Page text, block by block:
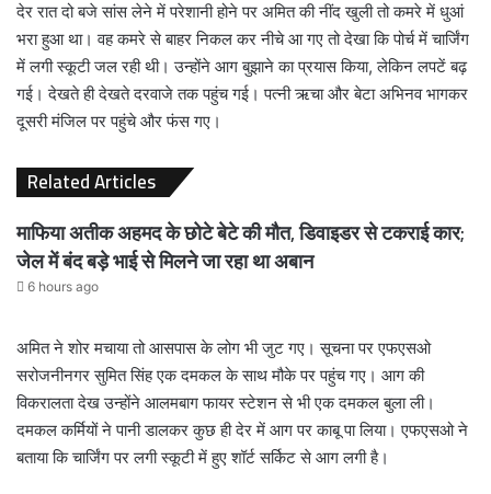
देर रात दो बजे सांस लेने में परेशानी होने पर अमित की नींद खुली तो कमरे में धुआं
भरा हुआ था। वह कमरे से बाहर निकल कर नीचे आ गए तो देखा कि पोर्च में चार्जिंग
में लगी स्कूटी जल रही थी। उन्होंने आग बुझाने का प्रयास किया, लेकिन लपटें बढ़
गई। देखते ही देखते दरवाजे तक पहुंच गई। पत्नी ऋचा और बेटा अभिनव भागकर
दूसरी मंजिल पर पहुंचे और फंस गए।
Related Articles
माफिया अतीक अहमद के छोटे बेटे की मौत, डिवाइडर से टकराई कार;
जेल में बंद बड़े भाई से मिलने जा रहा था अबान
6 hours ago
अमित ने शोर मचाया तो आसपास के लोग भी जुट गए। सूचना पर एफएसओ
सरोजनीनगर सुमित सिंह एक दमकल के साथ मौके पर पहुंच गए। आग की
विकरालता देख उन्होंने आलमबाग फायर स्टेशन से भी एक दमकल बुला ली।
दमकल कर्मियों ने पानी डालकर कुछ ही देर में आग पर काबू पा लिया। एफएसओ ने
बताया कि चार्जिंग पर लगी स्कूटी में हुए शॉर्ट सर्किट से आग लगी है।